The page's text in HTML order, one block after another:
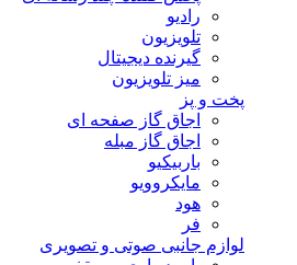
رادیو
تلویزیون
گیرنده دیجیتال
میز تلویزیون
پخت و پز
اجاق گاز صفحه ای
اجاق گاز مبله
باربیکیو
مایکروویو
هود
فر
لوازم جانبی صوتی و تصویری